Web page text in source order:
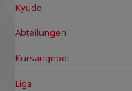
Kyudo
Abteilungen
Kursangebot
Liga